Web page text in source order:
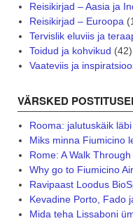
Reisikirjad – Aasia ja
Reisikirjad – Euroopa
Tervislik eluviis ja
Toidud ja kohvikud (42)
Vaateviis ja
VÄRSKED
Rooma: jalutuskäik
Miks minna Fiumicino
Rome: A Walk
Why go to Fiumicino
Ravipaast Loodus
Kevadine Porto, Fado
Mida teha Lissaboni